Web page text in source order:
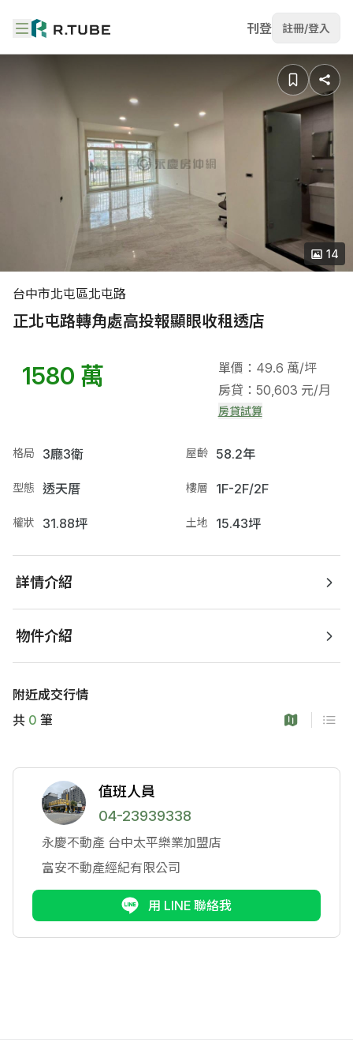
刊登 註冊/登入
台中市北屯區北屯路
正北屯路轉角處高投報顯眼收租透店
14
1580 萬
單價：49.6 萬/坪
房貸：50,603 元/月
房貸試算
格局 3廳3衛 屋齡 58.2年
型態 透天厝 樓層 1F-2F/2F
權狀 31.88坪 土地 15.43坪
詳情介紹
物件介紹
附近成交行情
共 0 筆
值班人員
04-23939338
永慶不動產 台中太平樂業加盟店
富安不動產經紀有限公司
用 LINE 聯絡我